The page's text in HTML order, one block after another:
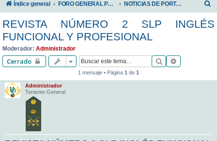
Índice general FORO GENERAL PARA TODOS LOS USUARIOS NOTICIAS DE PORTADA
s
REVISTA NÚMERO 2 SLP INGLÉS
FUNCIONAL Y PROFESIONAL
Moderador: Administrador
Cerrado Buscar
1 mensaje • Página 1 de 1
Administrador
Teniente General